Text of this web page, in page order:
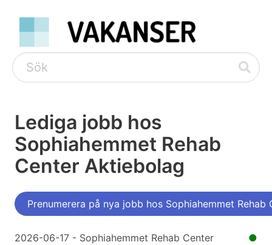
Lediga jobb hos
Sophiahemmet Rehab
Center Aktiebolag
Prenumerera på nya jobb hos Sophiahemmet
●
2026-06-17 - Sophiahemmet Rehab Center